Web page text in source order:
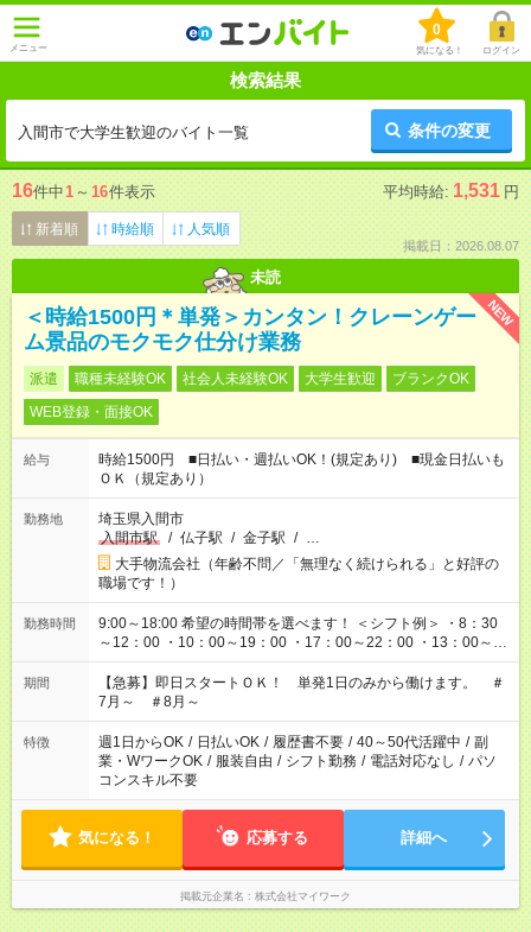
メニュー
0
気になる！ ログイン
検索結果
入間市で大学生歓迎のバイト一覧 条件の変更
16件中1 ～ 16件表示 平均時給: 1,531 円
新着順 時給順 人気順
掲載日：2026.08.07
未読
NEW
＜時給1500円＊単発＞カンタン！クレーンゲー
ム景品のモクモク仕分け業務
派遣 職種未経験OK 社会人未経験OK 大学生歓迎
ブランクOK
WEB登録・面接OK
給与
時給1500円 ■日払い・週払いOK！(規定あり) ■現金日払いも
ＯＫ（規定あり）
勤務地
埼玉県入間市
入間市駅
/ 仏子駅 / 金子駅 / …
大手物流会社（年齢不問／「無理なく続けられる」と好評の
職場です！）
勤務時間
9:00～18:00 希望の時間帯を選べます！ ＜シフト例＞ ・8：30
～12：00 ・10：00～19：00 ・17：00～22：00 ・13：00～
22：00 ・22：00～翌6：00 など
期間
【急募】即日スタートＯＫ！ 単発1日のみから働けます。 ＃
7月～ ＃8月～
特徴 週1日からOK / 日払いOK / 履歴書不要 / 40～50代活躍中 / 副
業・WワークOK / 服装自由 / シフト勤務 / 電話対応なし / パソ
コンスキル不要
気になる！ 応募する 詳細へ
掲載元企業名 株式会社マイワーク